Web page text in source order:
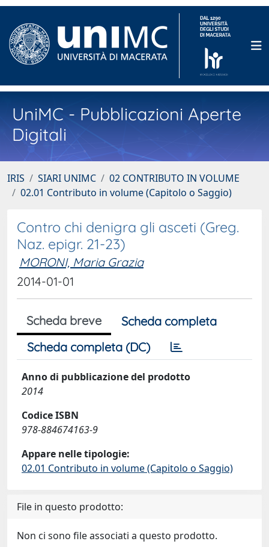
UniMC - Pubblicazioni Aperte
Digitali
IRIS SIARI UNIMC
02 CONTRIBUTO IN VOLUME
02.01 Contributo in volume (Capitolo o Saggio)
Contro chi denigra gli asceti (Greg.
Naz. epigr. 21-23)
MORONI, Maria Grazia
2014-01-01
Scheda breve
Scheda completa
Scheda completa (DC)
Anno di pubblicazione del prodotto
2014
Codice ISBN
978-884674163-9
Appare nelle tipologie:
02.01 Contributo in volume (Capitolo o Saggio)
File in questo prodotto:
Non ci sono file associati a questo prodotto.